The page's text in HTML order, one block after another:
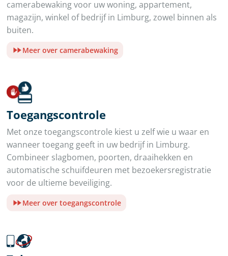
camerabewaking voor uw woning, appartement,
magazijn, winkel of bedrijf in Limburg, zowel binnen als
buiten.
Meer over camerabewaking
Toegangscontrole
Met onze toegangscontrole kiest u zelf wie u waar en
wanneer toegang geeft in uw bedrijf in Limburg.
Combineer slagbomen, poorten, draaihekken en
automatische schuifdeuren met bezoekersregistratie
voor de ultieme beveiliging.
Meer over toegangscontrole